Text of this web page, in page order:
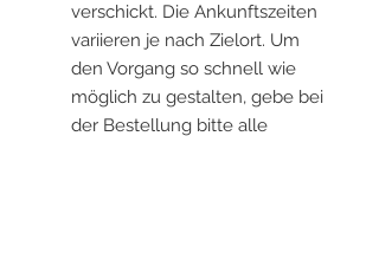
verschickt. Die Ankunftszeiten
variieren je nach Zielort. Um
den Vorgang so schnell wie
möglich zu gestalten, gebe bei
der Bestellung bitte alle